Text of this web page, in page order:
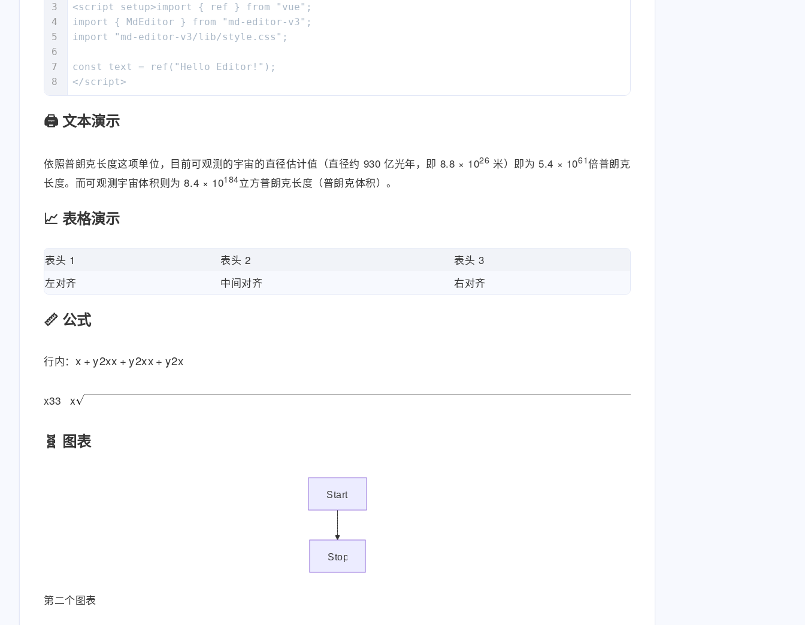
<script setup>import { ref } from "vue";
import { MdEditor } from "md-editor-v3";
import "md-editor-v3/lib/style.css";
const text = ref("Hello Editor!");
</script>
🖨 文本演示
依照普朗克长度这项单位，目前可观测的宇宙的直径估计值（直径约 930 亿光年，即 8.8 × 1026 米）即为 5.4 × 1061倍普朗克
长度。而可观测宇宙体积则为 8.4 × 10184立方普朗克长度（普朗克体积）。
📈 表格演示
表头 1 表头 2
表头 3
左对齐
中间对齐 右对齐
📏 公式
行内： x + y2xx + y2xx+ y2x
x33 x
🧬 图表
Start
Stop
第二个图表